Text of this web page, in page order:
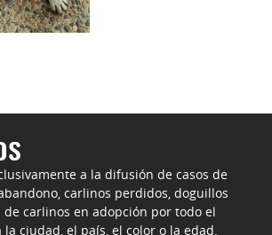
a la difusión de casos de
carlinos perdidos, doguillos
de carlinos en adopción por todo el
ciudad, el país, el color o la edad.